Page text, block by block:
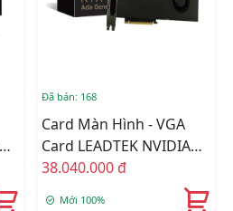
Đã bán: 168
Card Màn Hình - VGA
Card LEADTEK NVIDIA
Quadro RTX 4000 Ada
38.040.000 đ
Mới 100%